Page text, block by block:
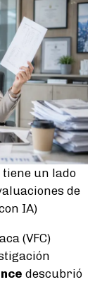
un lado
de
IA)
(VFC)
descubrió